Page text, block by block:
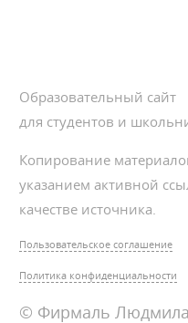
Образовательный сайт
для студентов и
Копирование
указанием активной
качестве источника.
Пользовательское соглашение
Политика конфиденциальности
© Фирмаль